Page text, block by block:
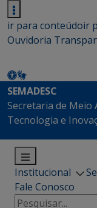
ir para conteúdoir
Ouvidoria
SEMADESC
Secretaria de Meio
Tecnologia e
Institucional
Fale Conosco
Pesquisar